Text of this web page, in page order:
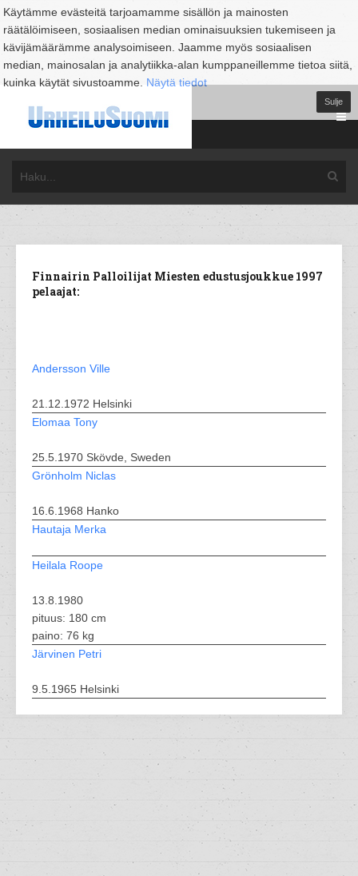
Käytämme evästeitä tarjoamamme sisällön ja mainosten
räätälöimiseen, sosiaalisen median ominaisuuksien tukemiseen ja
kävijämäärämme analysoimiseen. Jaamme myös sosiaalisen
median, mainosalan ja analytiikka-alan kumppaneillemme tietoa siitä,
kuinka käytät sivustoamme. Näytä tiedot
Sulje
Finnairin Palloilijat Miesten edustusjoukkue 1997
pelaajat:
Andersson Ville
21.12.1972 Helsinki
Elomaa Tony
25.5.1970 Skövde, Sweden
Grönholm Niclas
16.6.1968 Hanko
Hautaja Merka
Heilala Roope
13.8.1980
pituus: 180 cm
paino: 76 kg
Järvinen Petri
9.5.1965 Helsinki